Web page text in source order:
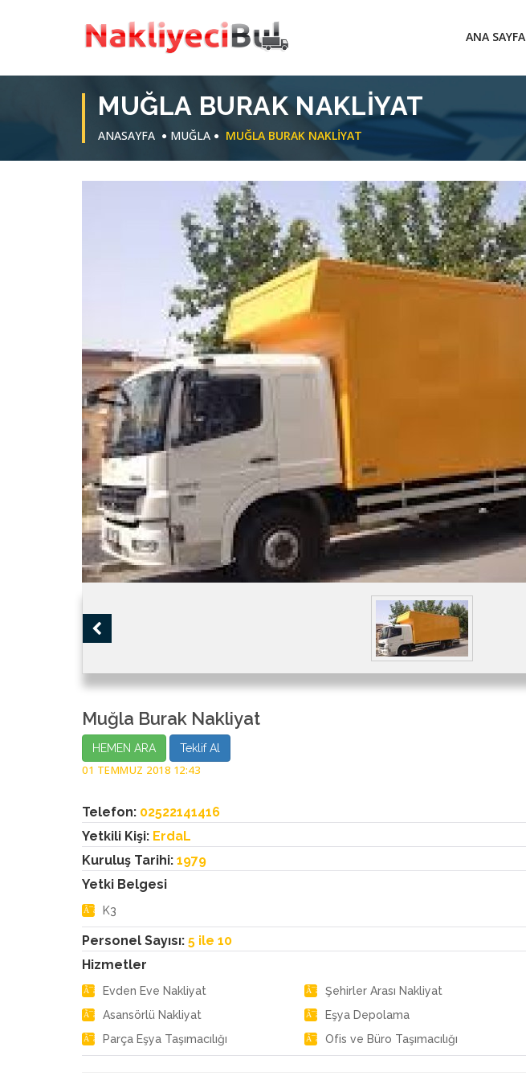
ANA SAYFA
MUĞLA BURAK NAKLIYAT
ANASAYFA MUĞLA MUĞLA BURAK NAKLIYAT
Muğla Burak Nakliyat
HEMEN ARA Teklif Al
01 TEMMUZ 2018 12:43
Telefon: 02522141416
Yetkili Kişi: ErdaL
Kuruluş Tarihi: 1979
Yetki Belgesi
K3
Personel Sayısı: 5 ile 10
Hizmetler
Evden Eve Nakliyat Şehirler Arası Nakliyat
Asansörlü Nakliyat
Eşya Depolama
Parça Eşya Taşımacılığı
Ofis ve Büro Taşımacılığı